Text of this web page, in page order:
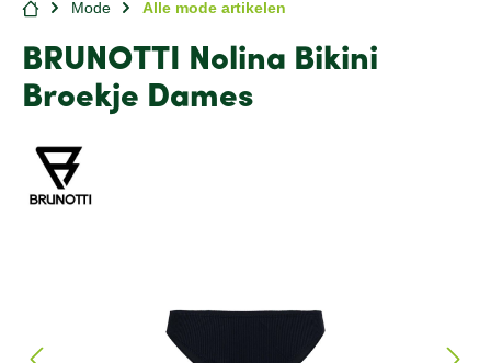
Mode Alle mode artikelen
BRUNOTTI Nolina Bikini
Broekje Dames